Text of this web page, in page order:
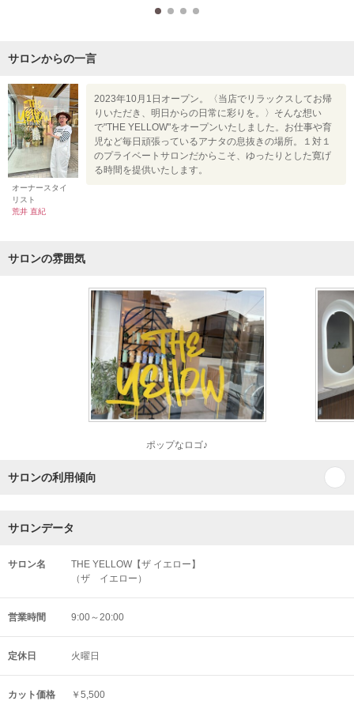
サロンからの一言
オーナースタイ
リスト
荒井 直紀
2023年10月1日オープン。〈当店でリラックスしてお帰
りいただき、明日からの日常に彩りを。〉そんな想い
で"THE YELLOW"をオープンいたしました。お仕事や育
児など毎日頑張っているアナタの息抜きの場所。１対１
のプライベートサロンだからこそ、ゆったりとした寛げ
る時間を提供いたします。
サロンの雰囲気
ポップなロゴ♪
サロンの利用傾向
サロンデータ
サロン名
THE YELLOW【ザ イエロー】
（ザ イエロー）
営業時間 9:00～20:00
定休日 火曜日
カット価格 ￥5,500